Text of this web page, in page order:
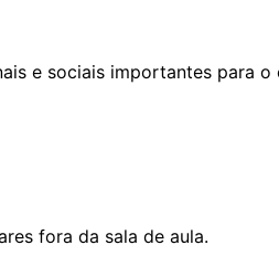
e sociais importantes para
fora da sala de aula.